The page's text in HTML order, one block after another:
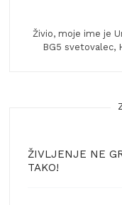
Živio, moje ime je
BG5 svetovalec,
ŽIVLJENJE NE
TAKO!